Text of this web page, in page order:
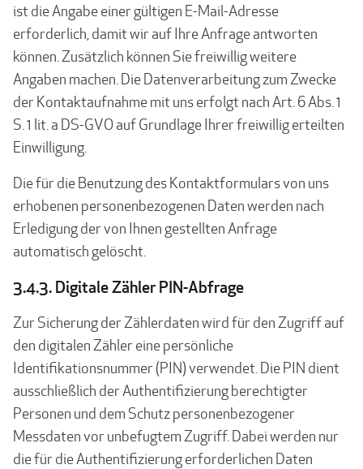
ist die Angabe einer gültigen E-Mail-Adresse
erforderlich, damit wir auf Ihre Anfrage antworten
können. Zusätzlich können Sie freiwillig weitere
Angaben machen. Die Datenverarbeitung zum Zwecke
der Kontaktaufnahme mit uns erfolgt nach Art. 6 Abs. 1
S. 1 lit. a DS-GVO auf Grundlage Ihrer freiwillig erteilten
Einwilligung.
Die für die Benutzung des Kontaktformulars von uns
erhobenen personenbezogenen Daten werden nach
Erledigung der von Ihnen gestellten Anfrage
automatisch gelöscht.
3.4.3. Digitale Zähler PIN-Abfrage
Zur Sicherung der Zählerdaten wird für den Zugriff auf
den digitalen Zähler eine persönliche
Identifikationsnummer (PIN) verwendet. Die PIN dient
ausschließlich der Authentifizierung berechtigter
Personen und dem Schutz personenbezogener
Messdaten vor unbefugtem Zugriff. Dabei werden nur
die für die Authentifizierung erforderlichen Daten